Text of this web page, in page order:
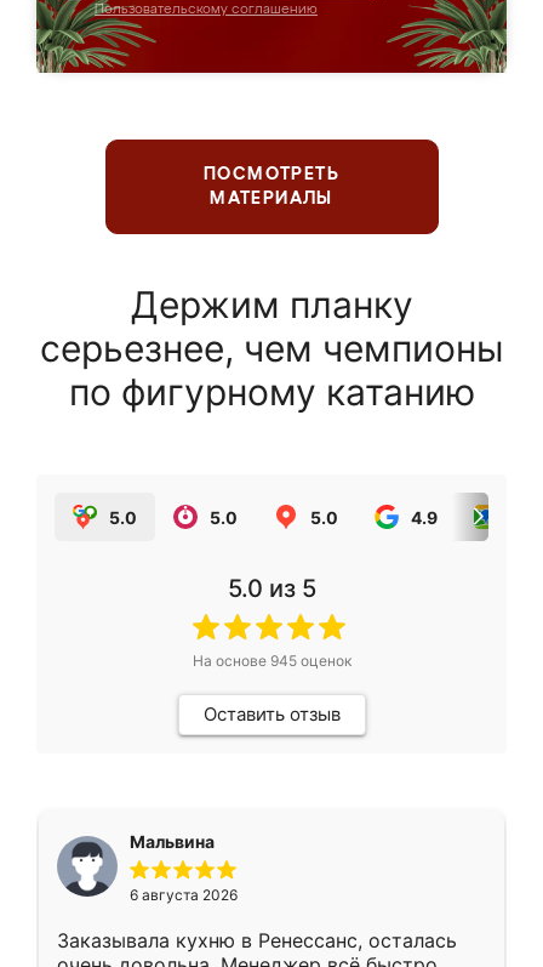
Пользовательскому соглашению
ПОСМОТРЕТЬ
МАТЕРИАЛЫ
Держим планку
серьезнее, чем чемпионы
по фигурному катанию
5.0 5.0 5.0 4.9
5.0 из 5
На основе 945оценок
Оставить отзыв
Мальвина
6 августа 2026
Заказывала кухню в Ренессанс, осталась